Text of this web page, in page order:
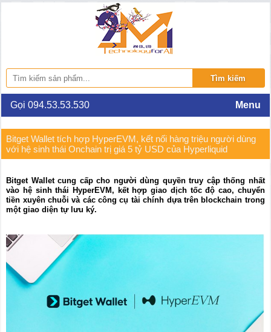
Gọi 094.53.53.530 Menu
Bitget Wallet tích hợp HyperEVM, kết nối hàng triệu người dùng
với hệ sinh thái Onchain trị giá 5 tỷ USD của Hyperliquid
Bitget Wallet cung cấp cho người dùng quyền truy cập thống nhất
vào hệ sinh thái HyperEVM, kết hợp giao dịch tốc độ cao, chuyển
tiền xuyên chuỗi và các công cụ tài chính dựa trên blockchain trong
một giao diện tự lưu ký.